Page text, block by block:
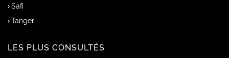
Safi
Tanger
LES PLUS CONSULTÉS